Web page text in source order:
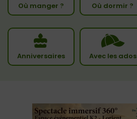
Où manger ? Où dormir ?
Anniversaires Avec les ados